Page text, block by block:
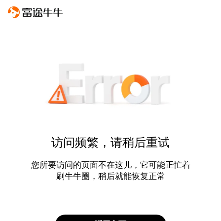
访问频繁，请稍后重试
您所要访问的页面不在这儿，它可能正忙着
刷牛牛圈，稍后就能恢复正常